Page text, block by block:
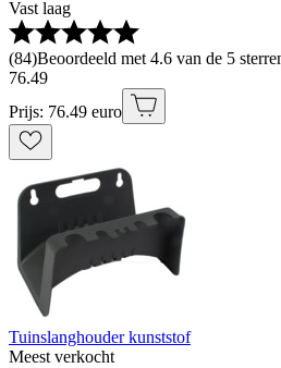
Vast laag
(84)Beoordeeld met 4.6 van de 5
76.49
Prijs: 76.49 euro
Tuinslanghouder kunststof
Meest verkocht